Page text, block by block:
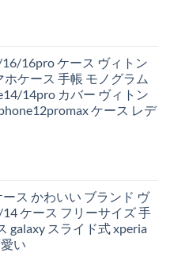
16pro ケース ヴィトン
ケース 手帳 モノグラム
14pro カバー ヴィトン
ケース レデ
ス かわいい ブランド ヴ
ケース フリーサイズ 手
galaxy スライド式 xperia
い